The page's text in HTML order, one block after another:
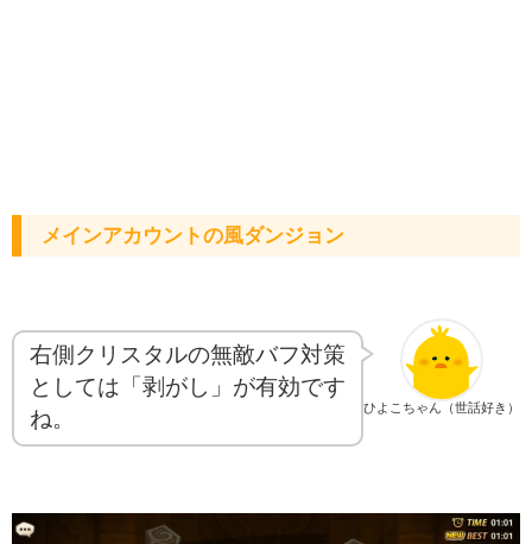
メインアカウントの風ダンジョン
ひよこちゃん（世話好き）
右側クリスタルの無敵バフ対策
としては「剥がし」が有効です
ね。